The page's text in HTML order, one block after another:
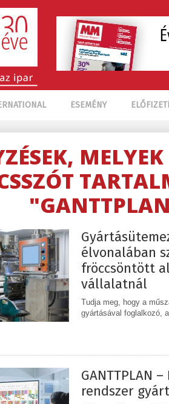
ESEMÉNY
élvonalában
fröccsöntött
vállalatnál
Tudja meg, hogy a
gyártásával foglalkozó,
GANTTPLAN
rendszer